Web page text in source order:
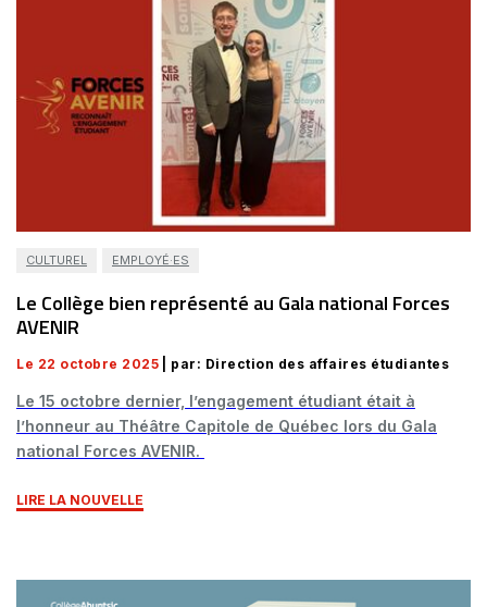
CULTUREL EMPLOYÉ·ES
Le Collège bien représenté au Gala national Forces
AVENIR
Le 22 octobre 2025 | par: Direction des affaires étudiantes
Le 15 octobre dernier, l’engagement étudiant était à
l’honneur au Théâtre Capitole de Québec lors du Gala
national Forces AVENIR.
LIRE LA NOUVELLE